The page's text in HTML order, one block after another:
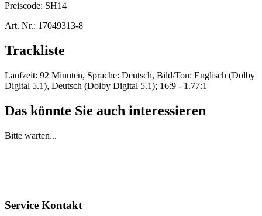
Preiscode: SH14
Art. Nr.: 17049313-8
Trackliste
Laufzeit: 92 Minuten, Sprache: Deutsch, Bild/Ton: Englisch (Dolby
Digital 5.1), Deutsch (Dolby Digital 5.1); 16:9 - 1.77:1
Das könnte Sie auch interessieren
Bitte warten...
Service Kontakt